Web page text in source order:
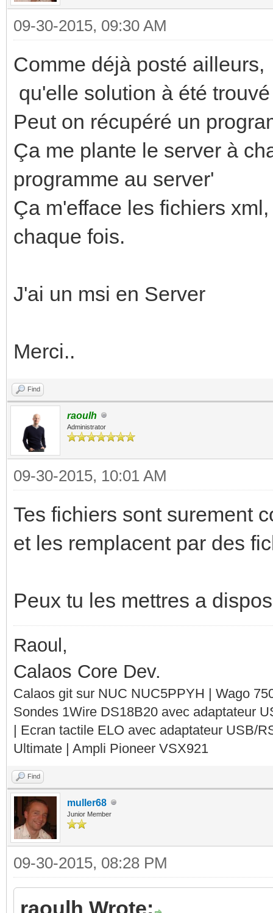
09-30-2015, 09:30 AM
Comme déjà posté
qu'elle solution à été
Peut on récupéré un
Ça me plante le server à
programme au server'
Ça m'efface les fichiers
chaque fois.
J'ai un msi en Server
Merci..
Find
raoulh
Administrator
09-30-2015, 10:01 AM
Tes fichiers sont surement
et les remplacent par des
Peux tu les mettres a
Raoul,
Calaos Core Dev.
Calaos git sur NUC NUC5PPYH | Wago
Sondes 1Wire DS18B20 avec adaptateur
| Ecran tactile ELO avec adaptateur USB/
Ultimate | Ampli Pioneer VSX921
Find
muller68
Junior Member
09-30-2015, 08:28 PM
raoulh Wrote: